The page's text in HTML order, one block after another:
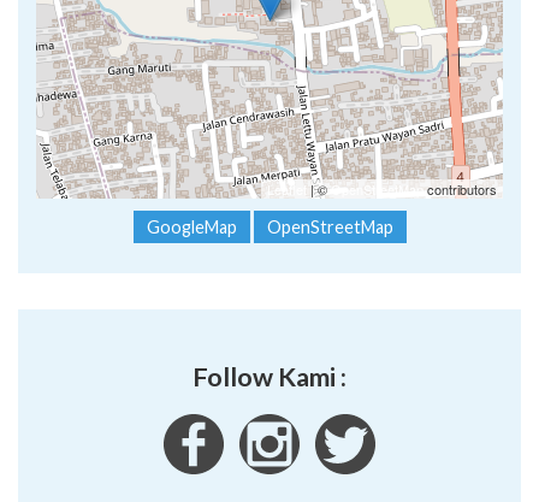
Leaflet | ©OpenStreetMapcontributors
GoogleMap OpenStreetMap
Follow Kami :